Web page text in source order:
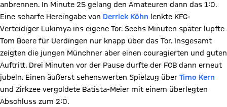
anbrennen. In Minute 25 gelang den Amateuren dann das 1:0.
Eine scharfe Hereingabe von Derrick Köhn lenkte KFC-
Verteidiger Lukimya ins eigene Tor. Sechs Minuten später lupfte
Tom Boere für Uerdingen nur knapp über das Tor. Insgesamt
zeigten die jungen Münchner aber einen couragierten und guten
Auftritt. Drei Minuten vor der Pause durfte der FCB dann erneut
jubeln. Einen äußerst sehenswerten Spielzug über Timo Kern
und Zirkzee vergoldete Batista-Meier mit einem überlegten
Abschluss zum 2:0.